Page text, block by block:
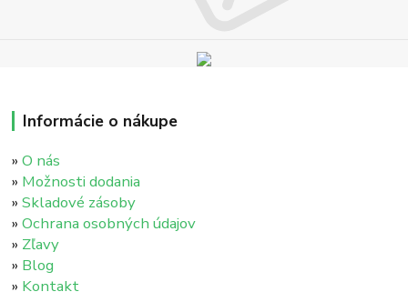
Informácie o nákupe
»O nás
» Možnosti dodania
»Skladové zásoby
»Ochrana osobných údajov
» Zľavy
» Blog
» Kontakt